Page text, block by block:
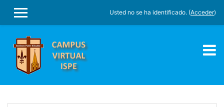
PANEL LATERAL
Usted no se ha identificado. (Acceder)